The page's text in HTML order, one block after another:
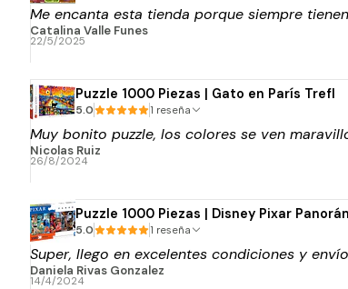
Me encanta esta tienda porque siempre
Catalina Valle Funes
22/5/2025
Puzzle 1000 Piezas | Gato en París Trefl
5.0 1 reseña
Muy bonito puzzle, los colores se ven
Nicolas Ruiz
26/8/2024
Puzzle 1000 Piezas | Disney Pixar
5.0 1 reseña
Super, llego en excelentes condiciones y
Daniela Rivas Gonzalez
14/4/2024